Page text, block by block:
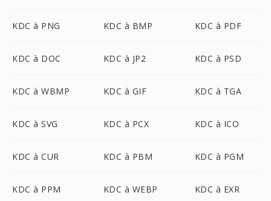
KDC à PNG KDC à BMP KDC à PDF
KDC à DOC KDC à JP2 KDC à PSD
KDC à WBMP KDC à GIF KDC à TGA
KDC à SVG KDC à PCX KDC à ICO
KDC à CUR KDC à PBM KDC à PGM
KDC à PPM KDC à WEBP KDC à EXR